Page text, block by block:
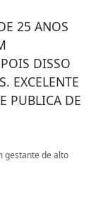
25 ANOS
DISSO
EXCELENTE
PUBLICA DE
gestante de alto